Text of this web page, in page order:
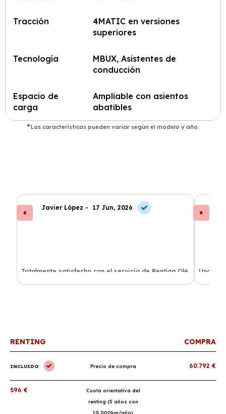
Tracción
4MATIC en versiones
superiores
Tecnología
MBUX, Asistentes de
conducción
Espacio de
carga
Ampliable con asientos
abatibles
Las características pueden variar según el modelo y año.
Javier López - 17 Jun, 2026
Totalmente satisfecho con el servicio de Renting Olé.
El coche llegó a tiempo y todo incluido.
Una
coche
RENTING COMPRA
INCLUIDO Precio de compra 60.792 €
596 €
Cuota orientativa del
renting (5 años con
10.000km/año)